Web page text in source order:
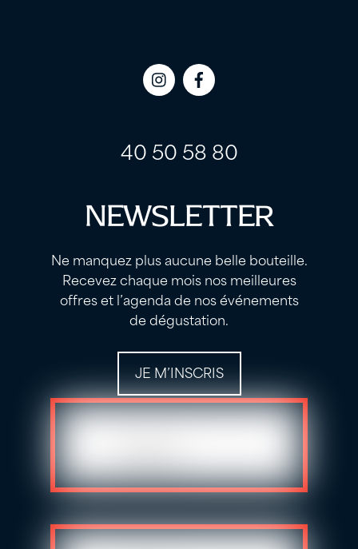
Icon
Icon
40 50 58 80
NEWSLETTER
Ne manquez plus aucune belle bouteille.
Recevez chaque mois nos meilleures
offres et l’agenda de nos événements
de dégustation.
JE M’INSCRIS